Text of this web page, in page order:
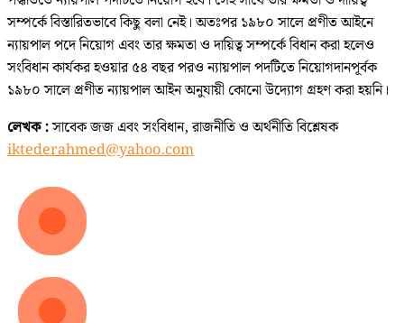
সম্পর্কে বিস্তারিতভাবে কিছু বলা নেই। অতঃপর ১৯৮০ সালে প্রণীত আইনে
ন্যায়পাল পদে নিয়োগ এবং তার ক্ষমতা ও দায়িত্ব সম্পর্কে বিধান করা হলেও
সংবিধান কার্যকর হওয়ার ৫৪ বছর পরও ন্যায়পাল পদটিতে নিয়োগদানপূর্বক
১৯৮০ সালে প্রণীত ন্যায়পাল আইন অনুযায়ী কোনো উদ্যোগ গ্রহণ করা হয়নি।
লেখক :সাবেক জজ এবং সংবিধান, রাজনীতি ও অর্থনীতি বিশ্লেষক
iktederahmed@yahoo.com